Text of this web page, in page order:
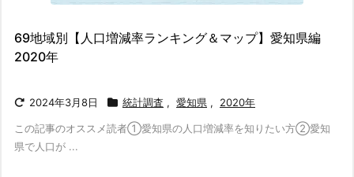
69地域別【人口増減率ランキング＆マップ】愛知県編
2020年
2024年3月8日 統計調査 , 愛知県 , 2020年
この記事のオススメ読者①愛知県の人口増減率を知りたい方②愛知
県で人口が ...